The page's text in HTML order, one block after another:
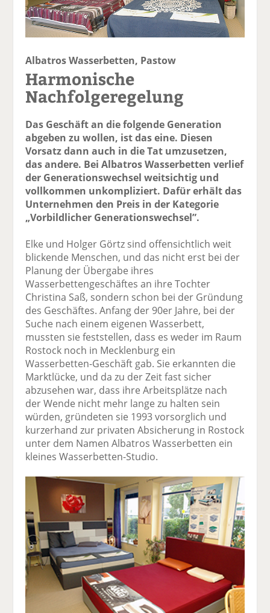
Albatros Wasserbetten, Pastow
Harmonische
Nachfolgeregelung
Das Geschäft an die folgende Generation
abgeben zu wollen, ist das eine. Diesen
Vorsatz dann auch in die Tat umzusetzen,
das andere. Bei Albatros Wasserbetten verlief
der Generationswechsel weitsichtig und
vollkommen unkompliziert. Dafür erhält das
Unternehmen den Preis in der Kategorie
„Vorbildlicher Generationswechsel”.
Elke und Holger Görtz sind offensichtlich weit
blickende Menschen, und das nicht erst bei der
Planung der Übergabe ihres
Wasserbettengeschäftes an ihre Tochter
Christina Saß, sondern schon bei der Gründung
des Geschäftes. Anfang der 90er Jahre, bei der
Suche nach einem eigenen Wasserbett,
mussten sie feststellen, dass es weder im Raum
Rostock noch in Mecklenburg ein
Wasserbetten-Geschäft gab. Sie erkannten die
Marktlücke, und da zu der Zeit fast sicher
abzusehen war, dass ihre Arbeitsplätze nach
der Wende nicht mehr lange zu halten sein
würden, gründeten sie 1993 vorsorglich und
kurzerhand zur privaten Absicherung in Rostock
unter dem Namen Albatros Wasserbetten ein
kleines Wasserbetten-Studio.